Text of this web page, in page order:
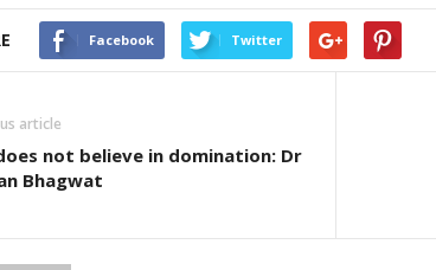
Facebook Twitter
article
not believe in domination: Dr
Bhagwat